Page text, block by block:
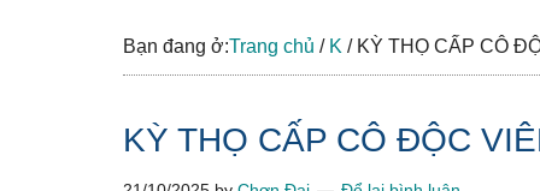
Phật
Phật
học
Bạn đang ở:Trang chủ / K /KỲ THỌ CẤP CÔ
KỲ THỌ CẤP CÔ ĐỘC